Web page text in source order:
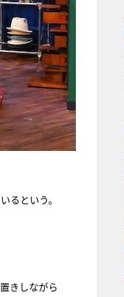
るという。
きしながら